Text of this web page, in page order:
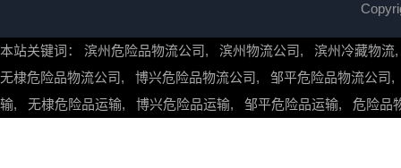
本站关键词： 滨州危险品物流公司, 滨州物流公司, 滨州冷藏物流
无棣危险品物流公司, 博兴危险品物流公司, 邹平危险品物流公司
输, 无棣危险品运输, 博兴危险品运输, 邹平危险品运输, 危险品